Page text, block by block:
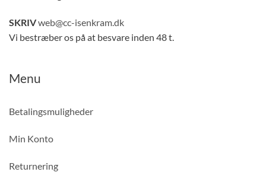
SKRIVweb@cc-isenkram.dk
Vi bestræber os på at besvare inden 48 t.
Menu
Betalingsmuligheder
Min Konto
Returnering